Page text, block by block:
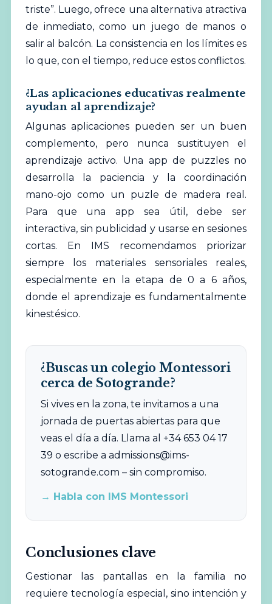
triste”. Luego, ofrece una alternativa atractiva
de inmediato, como un juego de manos o
salir al balcón. La consistencia en los límites es
lo que, con el tiempo, reduce estos conflictos.
¿Las aplicaciones educativas realmente
ayudan al aprendizaje?
Algunas aplicaciones pueden ser un buen
complemento, pero nunca sustituyen el
aprendizaje activo. Una app de puzzles no
desarrolla la paciencia y la coordinación
mano-ojo como un puzle de madera real.
Para que una app sea útil, debe ser
interactiva, sin publicidad y usarse en sesiones
cortas. En IMS recomendamos priorizar
siempre los materiales sensoriales reales,
especialmente en la etapa de 0 a 6 años,
donde el aprendizaje es fundamentalmente
kinestésico.
¿Buscas un colegio Montessori
cerca de Sotogrande?
Si vives en la zona, te invitamos a una
jornada de puertas abiertas para que
veas el día a día. Llama al +34 653 04 17
39 o escribe a admissions@ims-
sotogrande.com – sin compromiso.
→ Habla con IMS Montessori
Conclusiones clave
Gestionar las pantallas en la familia no
requiere tecnología especial, sino intención y